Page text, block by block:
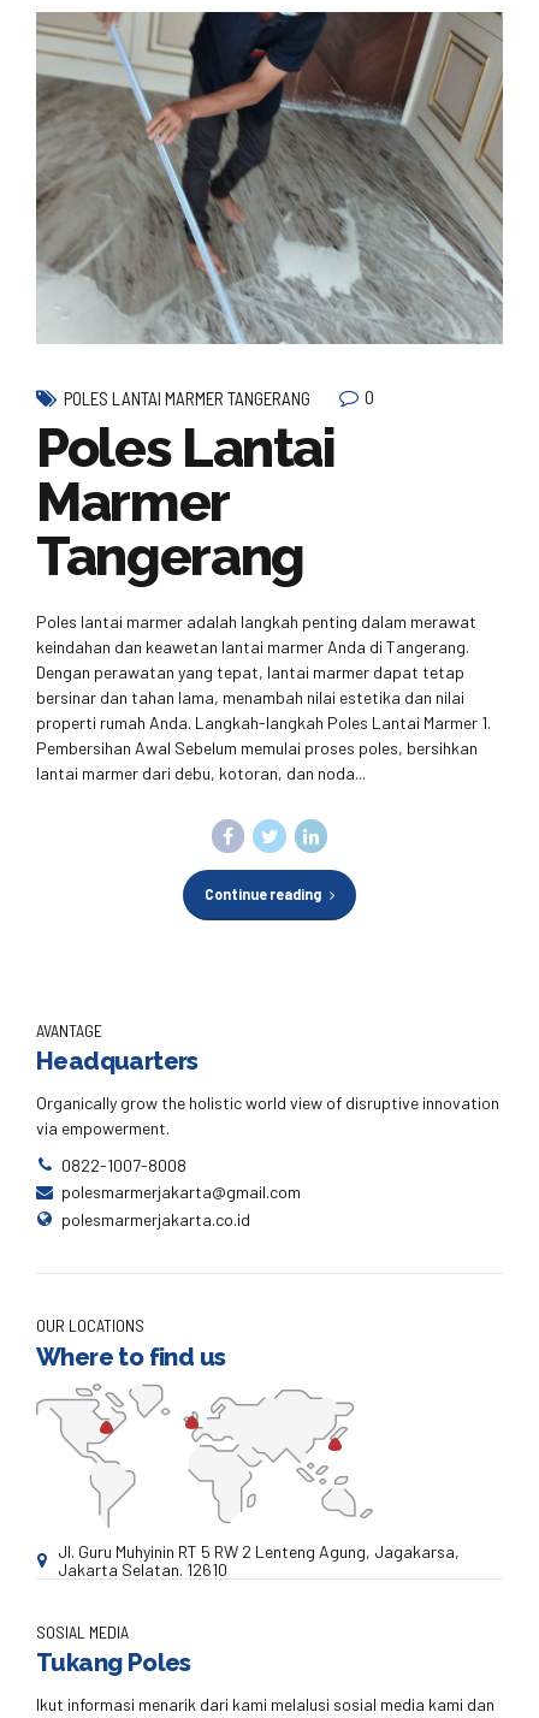
POLES LANTAI MARMER TANGERANG 0
Poles Lantai
Marmer
Tangerang
Poles lantai marmer adalah langkah penting dalam merawat
keindahan dan keawetan lantai marmer Anda di Tangerang.
Dengan perawatan yang tepat, lantai marmer dapat tetap
bersinar dan tahan lama, menambah nilai estetika dan nilai
properti rumah Anda. Langkah-langkah Poles Lantai Marmer 1.
Pembersihan Awal Sebelum memulai proses poles, bersihkan
lantai marmer dari debu, kotoran, dan noda...
Continue reading
AVANTAGE
Headquarters
Organically grow the holistic world view of disruptive innovation
via empowerment.
0822-1007-8008
polesmarmerjakarta@gmail.com
polesmarmerjakarta.co.id
OUR LOCATIONS
Where to find us
Jl. Guru Muhyinin RT 5 RW 2 Lenteng Agung, Jagakarsa,
Jakarta Selatan. 12610
SOSIAL MEDIA
Tukang Poles
Ikut informasi menarik dari kami melalusi sosial media kami dan